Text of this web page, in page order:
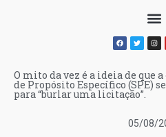
05/08/
O mito da vez é a ideia de que
de Propósito Específico (SPE)
para “burlar uma licitação”.